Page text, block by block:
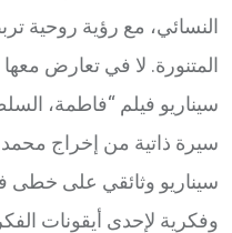
النسائي، مع رؤية روحية
المتنورة. لا في تعارض
سيرة ذاتية من إخراج محمد
سيناريو وثائقي على خطى
وفكرية لإحدى أيقونات